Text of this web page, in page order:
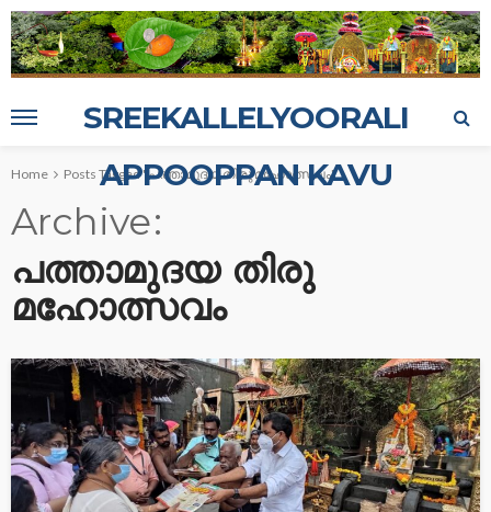
SREEKALLELYOORALI
APPOOPPAN KAVU
Home Posts Tagged "പത്താമുദയ തിരു മഹോത്സവം"
Archive
പത്താമുദയ തിരു
മഹോത്സവം